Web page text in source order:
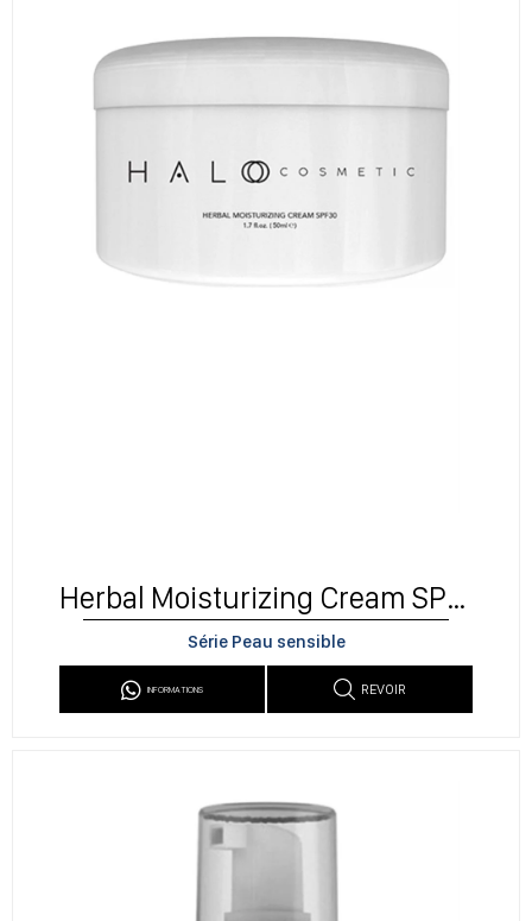
Herbal Moisturizing Cream SPF30
Série Peau sensible
REVOIR